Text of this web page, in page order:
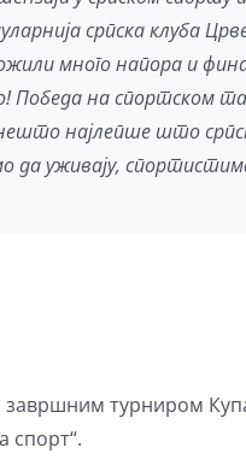
српска клуба
много напора и
Победа на спортском
најлепше што
уживају,
турниром
спорт“.